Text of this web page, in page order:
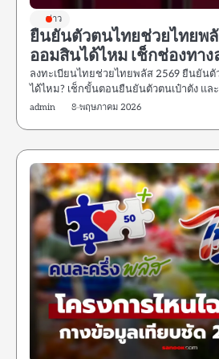
ข่าว
ยืนยันตัวตนไทยช่วยไทยพ
ออมสินได้ไหม เช็กช่องทาง
ลงทะเบียนไทยช่วยไทยพลัส 2569 ยืนยัน
ได้ไหม? เช็กขั้นตอนยืนยันตัวตนเป๋าตัง แล
admin 8 พฤษภาคม 2026